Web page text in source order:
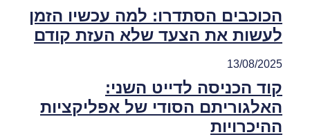
הכוכבים הסתדרו: למה עכשיו הזמן
לעשות את הצעד שלא העזת קודם
13/08/2025
קוד הכניסה לדייט השני:
האלגוריתם הסודי של אפליקציות
ההיכרויות